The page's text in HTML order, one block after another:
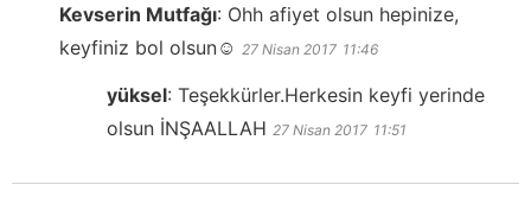
Kevserin Mutfağı: Ohh afiyet olsun hepinize,
keyfiniz bol olsun☺️ 27 Nisan 2017 11:46
yüksel: Teşekkürler.Herkesin keyfi yerinde
olsun İNŞAALLAH 27 Nisan 2017 11:51